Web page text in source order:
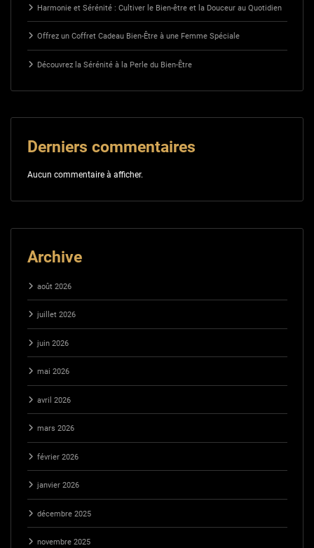
Harmonie et Sérénité : Cultiver le Bien-être et la Douceur au Quotidien
Offrez un Coffret Cadeau Bien-Être à une Femme Spéciale
Découvrez la Sérénité à la Perle du Bien-Être
Derniers commentaires
Aucun commentaire à afficher.
Archive
août 2026
juillet 2026
juin 2026
mai 2026
avril 2026
mars 2026
février 2026
janvier 2026
décembre 2025
novembre 2025